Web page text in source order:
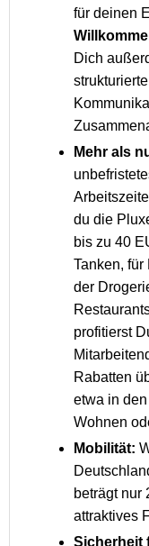
für deinen
Dich
Mehr als
du die
bis zu 40
Tanken, für
der
profitierst
Rabatten
etwa in
Wohnen
Mobilität:
beträgt nur
attraktives
Sicherheit